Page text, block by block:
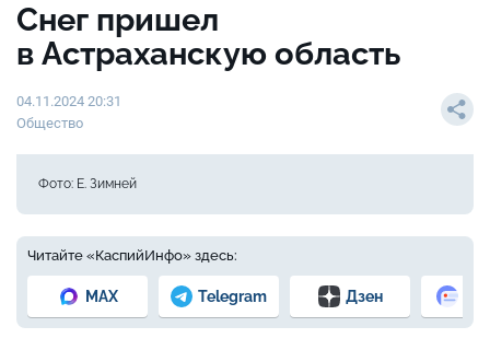
Снег пришел
в Астраханскую область
04.11.2024 20:31
Общество
Фото: Е. Зимней
Читайте «КаспийИнфо» здесь:
MAX Telegram Дзен